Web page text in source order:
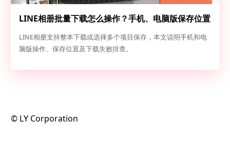
LINE相册批量下载怎么操作？手机、电脑版保存位置
LINE相册支持整本下载或选择多个项目保存，本文说明手机和电
脑版操作、保存位置及下载失败排查。
©️ LY Corporation